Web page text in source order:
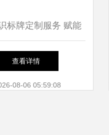
标牌定制服务 赋能
、园林景观及商业空
导航与品牌体验
查看详情
08-06 05:59:08